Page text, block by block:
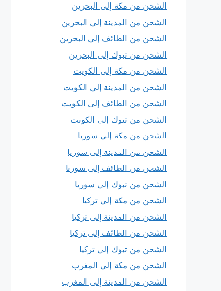
الشحن من مكة إلى البحرين
الشحن من المدينة إلى البحرين
الشحن من الطائف إلى البحرين
الشحن من تبوك إلى البحرين
الشحن من مكة إلى الكويت
الشحن من المدينة إلى الكويت
الشحن من الطائف إلى الكويت
الشحن من تبوك إلى الكويت
الشحن من مكة إلى سوريا
الشحن من المدينة إلى سوريا
الشحن من الطائف إلى سوريا
الشحن من تبوك إلى سوريا
الشحن من مكة إلى تركيا
الشحن من المدينة إلى تركيا
الشحن من الطائف إلى تركيا
الشحن من تبوك إلى تركيا
الشحن من مكة إلى المغرب
الشحن من المدينة إلى المغرب